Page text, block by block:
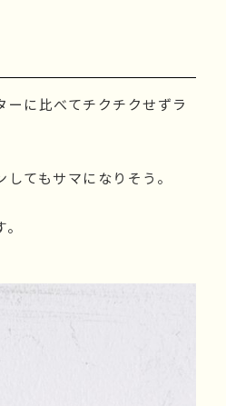
に比べてチクチクせずラ
てもサマになりそう。